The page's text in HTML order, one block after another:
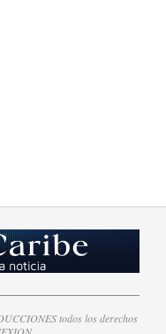
todos los derechos